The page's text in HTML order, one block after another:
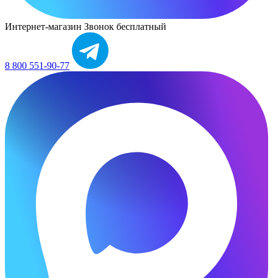
Интернет-магазин Звонок бесплатный
8 800 551-90-77